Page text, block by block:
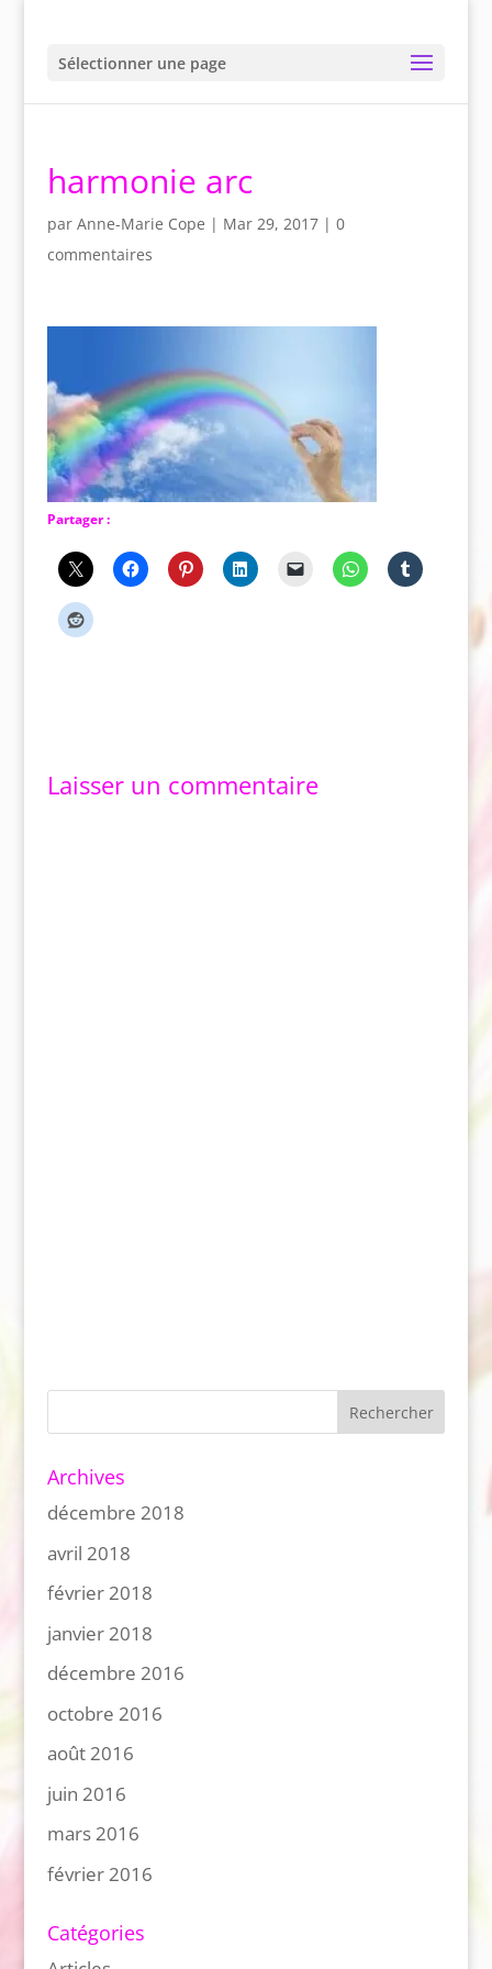
Sélectionner une page
harmonie arc
par Anne-Marie Cope | Mar 29, 2017| 0
commentaires
Partager :
Laisser un commentaire
Archives
décembre 2018
avril 2018
février 2018
janvier 2018
décembre 2016
octobre 2016
août 2016
juin 2016
mars 2016
février 2016
Catégories